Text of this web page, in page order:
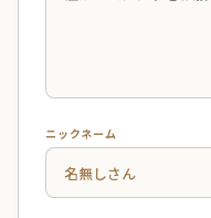
ニックネーム